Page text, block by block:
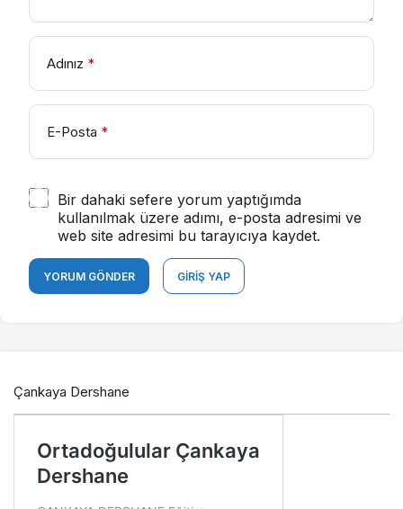
Adınız *
E-Posta *
Bir dahaki sefere yorum yaptığımda
kullanılmak üzere adımı, e-posta adresimi ve
web site adresimi bu tarayıcıya kaydet.
YORUM GÖNDER GIRIŞ YAP
Çankaya Dershane